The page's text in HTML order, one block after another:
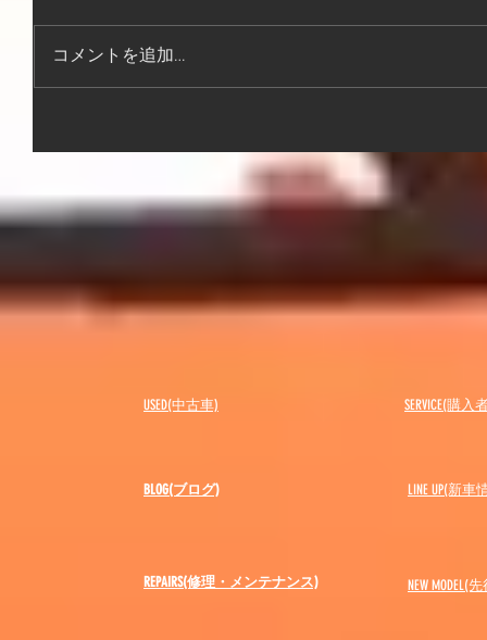
コメントを追加…
USED(中古車) SERVICE(購
BLOG(ブログ) LINE UP(新車
REPAIRS(修理・メンテナンス) NEW MODEL(先